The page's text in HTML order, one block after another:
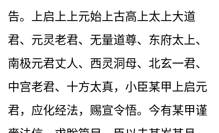
告。上启上上元始上古高上太上大道
君、元灵老君、无量道尊、东府太上、
南极元君丈人、西灵洞母、北玄一君、
中宫老君、十方太真，小臣某甲上启元
君，应化经法，赐宣令悟。今有某甲谨